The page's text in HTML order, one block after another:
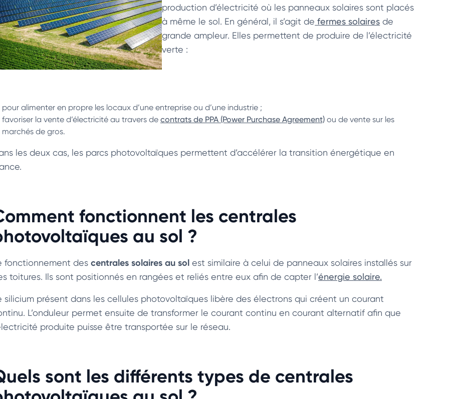
production d’électricité où les panneaux solaires sont placés
à même le sol. En général, il s’agit de fermes solaires de
grande ampleur. Elles permettent de produire de l’électricité
verte :
pour alimenter en propre les locaux d’une entreprise ou d’une industrie ;
favoriser la vente d’électricité au travers de contrats de PPA (Power Purchase Agreement) ou de vente sur les
marchés de gros.
les deux cas, les parcs photovoltaïques permettent d’accélérer la transition énergétique en
fonctionnent les centrales
au sol ?
fonctionnement des centrales solaires au sol est similaire à celui de panneaux solaires installés sur
toitures. Ils sont positionnés en rangées et reliés entre eux afin de capter l’énergie solaire.
silicium présent dans les cellules photovoltaïques libère des électrons qui créent un courant
L’onduleur permet ensuite de transformer le courant continu en courant alternatif afin que
produite puisse être transportée sur le réseau.
sont les différents types de centrales